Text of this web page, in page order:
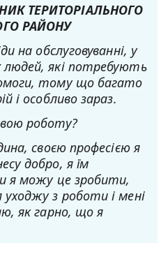
ТЕРИТОРІАЛЬНОГО
РАЙОНУ
на обслуговуванні, у
які потребують
тому що багато
і особливо зараз.
роботу?
своєю професією я
добро, я їм
я можу це зробити,
з роботи і мені
як гарно, що я